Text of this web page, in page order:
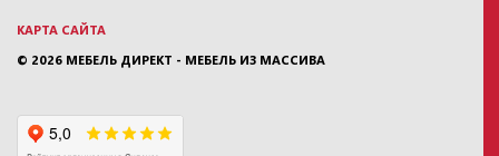
КАРТА САЙТА
© 2026 МЕБЕЛЬ ДИРЕКТ - МЕБЕЛЬ ИЗ МАССИВА